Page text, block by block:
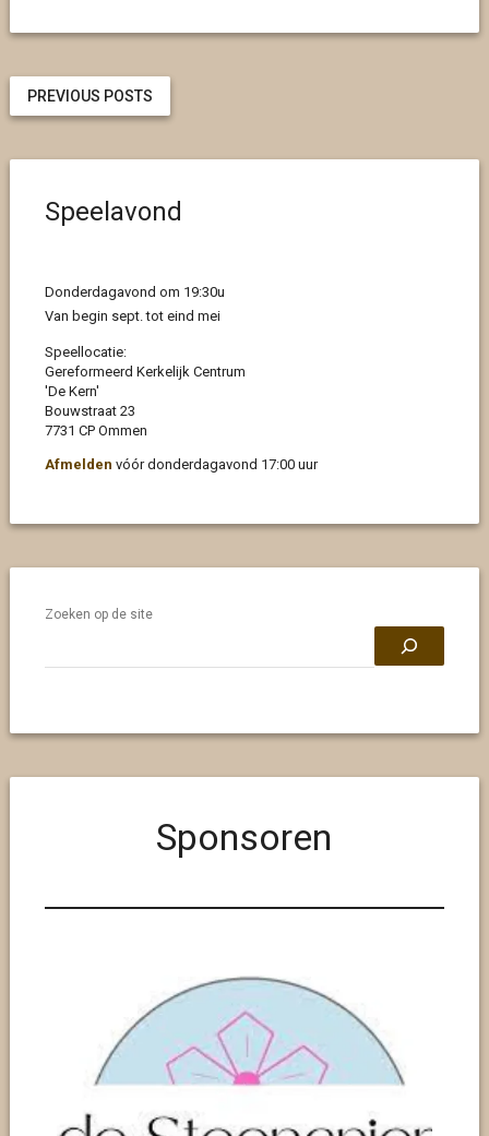
PREVIOUS POSTS
Speelavond
Donderdagavond om 19:30u
Van begin sept. tot eind mei
Speellocatie:
Gereformeerd Kerkelijk Centrum
'De Kern'
Bouwstraat 23
7731 CP Ommen
Afmelden vóór donderdagavond 17:00 uur
Zoeken op de site
Sponsoren